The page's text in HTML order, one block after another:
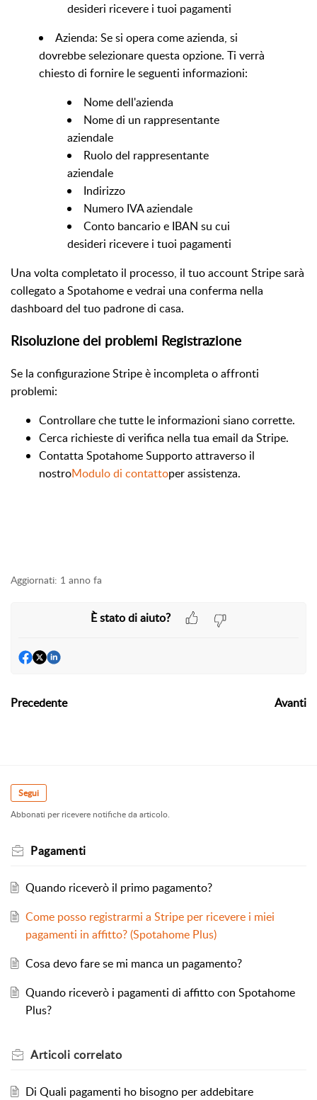
desideri ricevere i tuoi pagamenti
Azienda: Se si opera come azienda, si
dovrebbe selezionare questa opzione. Ti verrà
chiesto di fornire le seguenti informazioni:
Nome dell'azienda
Nome di un rappresentante
aziendale
Ruolo del rappresentante
aziendale
Indirizzo
Numero IVA aziendale
Conto bancario e IBAN su cui
desideri ricevere i tuoi pagamenti
Una volta completato il processo, il tuo account Stripe sarà
collegato a Spotahome e vedrai una conferma nella
dashboard del tuo padrone di casa.
Risoluzione dei problemi Registrazione
Se la configurazione Stripe è incompleta o affronti
problemi:
Controllare che tutte le informazioni siano corrette.
Cerca richieste di verifica nella tua email da Stripe.
Contatta Spotahome Supporto attraverso il
nostroModulo di contattoper assistenza.
Aggiornati: 1 anno fa
È stato di aiuto?
Precedente Avanti
Segui
Abbonati per ricevere notifiche da articolo.
Pagamenti
Quando riceverò il primo pagamento?
Come posso registrarmi a Stripe per ricevere i miei
pagamenti in affitto? (Spotahome Plus)
Cosa devo fare se mi manca un pagamento?
Quando riceverò i pagamenti di affitto con Spotahome
Plus?
Articoli correlato
Di Quali pagamenti ho bisogno per addebitare